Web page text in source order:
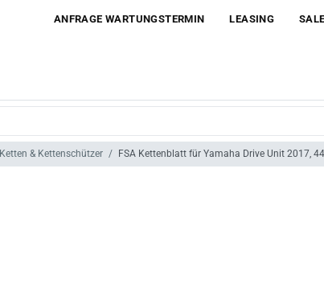
ANFRAGE WARTUNGSTERMIN LEASING SALE
Ketten & Kettenschützer FSA Kettenblatt für Yamaha Drive Unit 2017,